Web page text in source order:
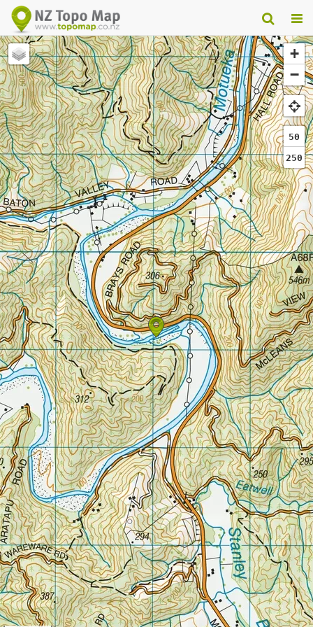
+
−
50
250